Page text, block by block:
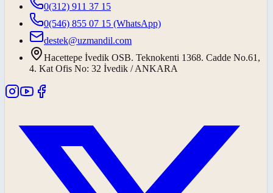
0(312) 911 37 15
0(546) 855 07 15 (WhatsApp)
destek@uzmandil.com
Hacettepe İvedik OSB. Teknokenti 1368. Cadde No.61,
4. Kat Ofis No: 32 İvedik / ANKARA